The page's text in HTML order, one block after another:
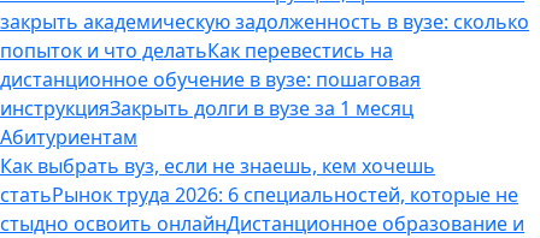
закрыть академическую задолженность в вузе: сколько
попыток и что делатьКак перевестись на
дистанционное обучение в вузе: пошаговая
инструкцияЗакрыть долги в вузе за 1 месяц
Абитуриентам
Как выбрать вуз, если не знаешь, кем хочешь
статьРынок труда 2026: 6 специальностей, которые не
стыдно освоить онлайнДистанционное образование и